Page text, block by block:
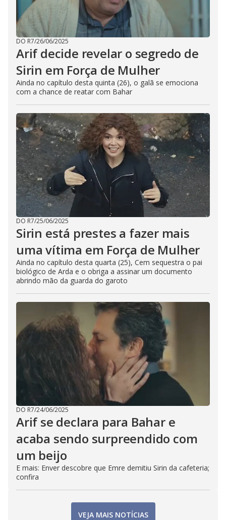
DO R7/26/06/2025
Arif decide revelar o segredo de
Sirin em Força de Mulher
Ainda no capítulo desta quinta (26), o galã se emociona
com a chance de reatar com Bahar
DO R7/25/06/2025
Sirin está prestes a fazer mais
uma vítima em Força de Mulher
Ainda no capítulo desta quarta (25), Cem sequestra o pai
biológico de Arda e o obriga a assinar um documento
abrindo mão da guarda do garoto
DO R7/24/06/2025
Arif se declara para Bahar e
acaba sendo surpreendido com
um beijo
E mais: Enver descobre que Emre demitiu Sirin da cafeteria;
confira
VEJA MAIS NOTÍCIAS